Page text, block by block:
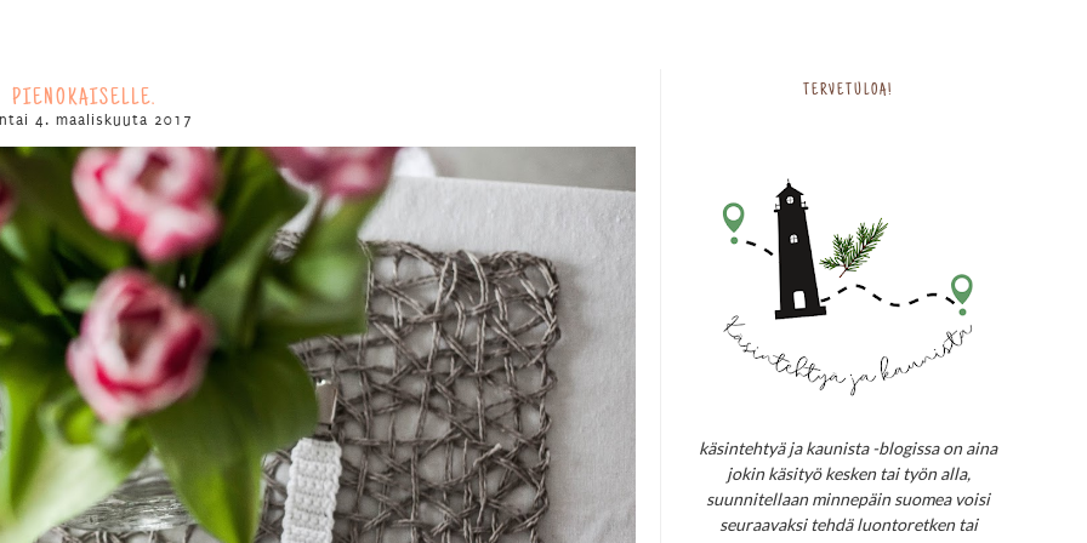
PIENOKAISELLE.
4. maaliskuuta 2017
TERVETULOA!
käsintehtyä ja kaunista -blogissa on aina
jokin käsityö kesken tai työn alla,
suunnitellaan minnepäin suomea voisi
seuraavaksi tehdä luontoretken tai